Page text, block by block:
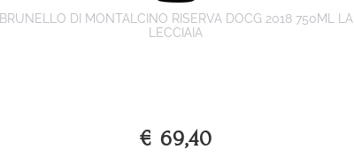
BRUNELLO DI MONTALCINO RISERVA DOCG 2018 750ML LA
LECCIAIA
€ 69,40